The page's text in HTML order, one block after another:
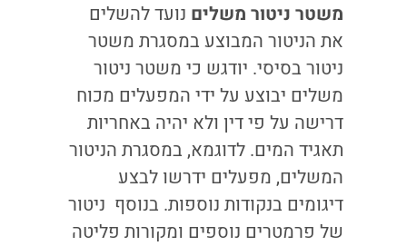
משטר ניטור משלים נועד להשלים
את הניטור המבוצע במסגרת משטר
ניטור בסיסי. יודגש כי משטר ניטור
משלים יבוצע על ידי המפעלים מכוח
דרישה על פי דין ולא יהיה באחריות
תאגיד המים. לדוגמא, במסגרת הניטור
המשלים, מפעלים ידרשו לבצע
דיגומים בנקודות נוספות. בנוסף ניטור
של פרמטרים נוספים ומקורות פליטה